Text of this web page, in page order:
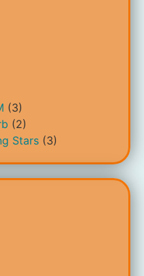
(3)
(2)
Stars (3)